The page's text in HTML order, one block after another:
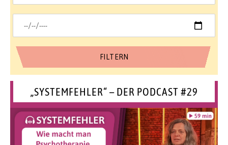
„SYSTEMFEHLER“ – DER PODCAST #29